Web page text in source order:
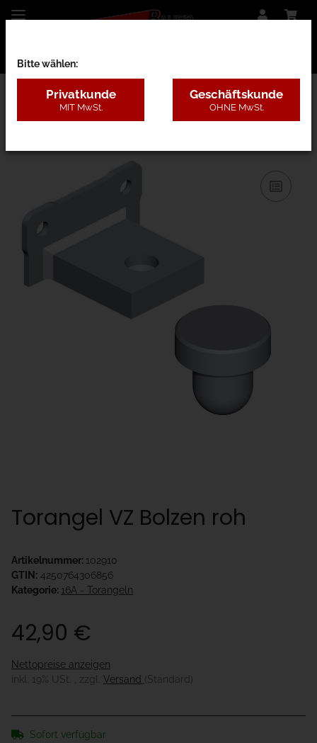
16A - Torangeln
Torangel VZ Bolzen roh
Artikelnummer: 102910
GTIN: 4250764306856
Kategorie: 16A - Torangeln
42,90 €
Nettopreise anzeigen
inkl. 19% USt. , zzgl. Versand (Standard)
Sofort verfügbar
Bitte wählen:
Privatkunde
MIT MwSt.
Geschäftskunde
OHNE MwSt.